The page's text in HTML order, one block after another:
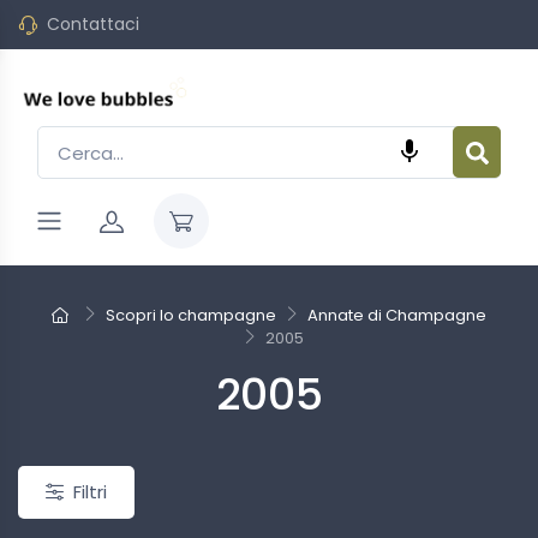
Contattaci

Scopri lo champagne
Annate di Champagne
2005
2005
Filtri